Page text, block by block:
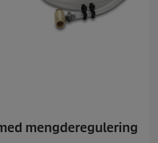
mengderegulering